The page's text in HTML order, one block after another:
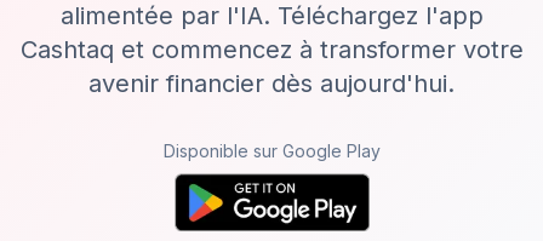
alimentée par l'IA. Téléchargez l'app
Cashtaq et commencez à transformer votre
avenir financier dès aujourd'hui.
Disponible sur Google Play